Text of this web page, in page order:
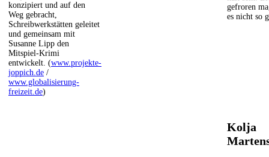
konzipiert und auf den
Weg gebracht,
Schreibwerkstätten geleitet
und gemeinsam mit
Susanne Lipp den
Mitspiel-Krimi
entwickelt. (www.projekte-
joppich.de /
www.globalisierung-
freizeit.de)
gefroren
es nicht so
Kolja